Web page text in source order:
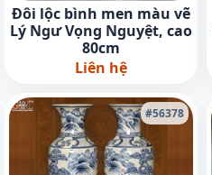
Đôi lộc bình men màu vẽ
Lý Ngư Vọng Nguyệt, cao
80cm
Liên hệ
#56378